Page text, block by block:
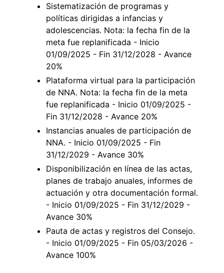
Sistematización de programas y
políticas dirigidas a infancias y
adolescencias. Nota: la fecha fin de la
meta fue replanificada - Inicio
01/09/2025 - Fin 31/12/2028 - Avance
20%
Plataforma virtual para la participación
de NNA. Nota: la fecha fin de la meta
fue replanificada - Inicio 01/09/2025 -
Fin 31/12/2028 - Avance 20%
Instancias anuales de participación de
NNA. - Inicio 01/09/2025 - Fin
31/12/2029 - Avance 30%
Disponibilización en línea de las actas,
planes de trabajo anuales, informes de
actuación y otra documentación formal.
- Inicio 01/09/2025 - Fin 31/12/2029 -
Avance 30%
Pauta de actas y registros del Consejo.
- Inicio 01/09/2025 - Fin 05/03/2026 -
Avance 100%